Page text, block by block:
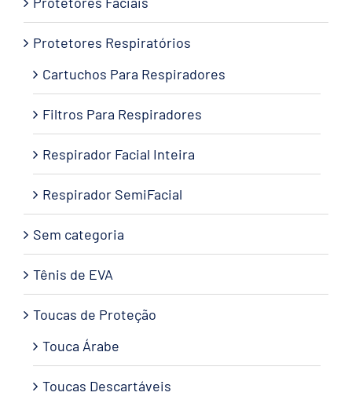
Protetores Respiratórios
Cartuchos Para Respiradores
Filtros Para Respiradores
Respirador Facial Inteira
Respirador SemiFacial
Sem categoria
Tênis de EVA
Toucas de Proteção
Touca Árabe
Toucas Descartáveis